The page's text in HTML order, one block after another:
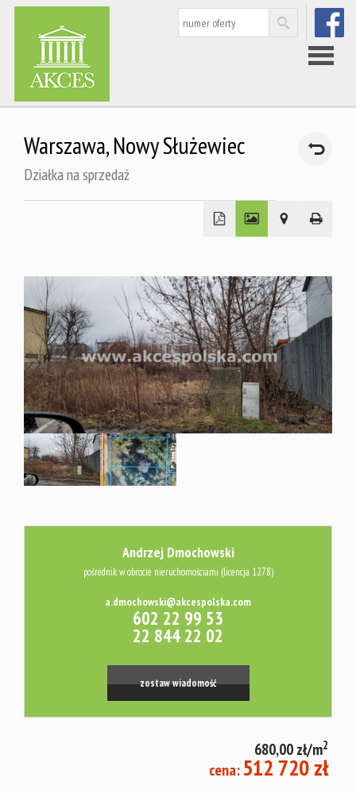
Strona
Rynek
wtórny
Usługi
Warto
Warszawa, Nowy Służewiec
Działka na sprzedaż
Andrzej Dmochowski
pośrednik w obrocie nieruchomościami (licencja 1278)
a.dmochowski@akcespolska.com
602 22 99 53
22 844 22 02
zostaw wiadomość
680,00 zł/m2
cena: 512 720 zł